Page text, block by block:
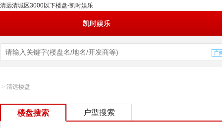
清远清城区3000以下楼盘-凯时娱乐
凯时娱乐
> 清远楼盘
楼盘搜索 户型搜索